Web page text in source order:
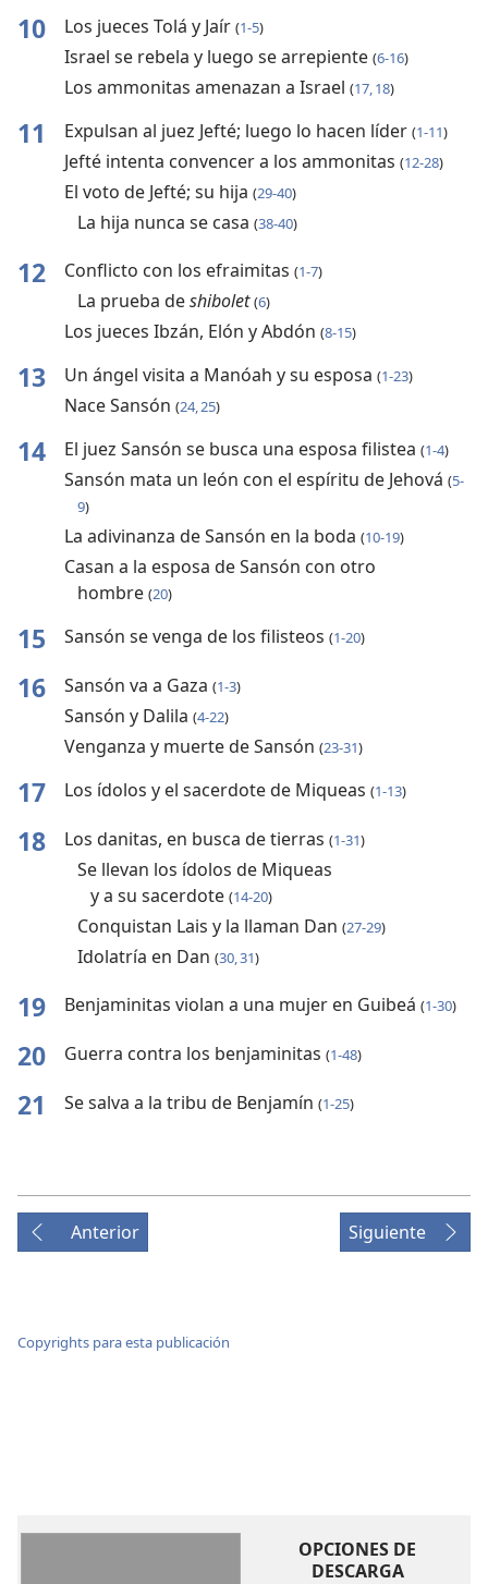
10 Los jueces Tolá y Jaír (1-5)
Israel se rebela y luego se arrepiente (6-16)
Los ammonitas amenazan a Israel (17, 18)
11 Expulsan al juez Jefté; luego lo hacen líder (1-11)
Jefté intenta convencer a los ammonitas (12-28)
El voto de Jefté; su hija (29-40)
La hija nunca se casa (38-40)
12 Conflicto con los efraimitas (1-7)
La prueba deshibolet (6)
Los jueces Ibzán, Elón y Abdón (8-15)
13 Un ángel visita a Manóah y su esposa (1-23)
Nace Sansón (24, 25)
14 El juez Sansón se busca una esposa filistea (1-4)
Sansón mata un león con el espíritu de Jehová (5-
9)
La adivinanza de Sansón en la boda (10-19)
Casan a la esposa de Sansón con otro
hombre (20)
15 Sansón se venga de los filisteos (1-20)
16 Sansón va a Gaza (1-3)
Sansón y Dalila (4-22)
Venganza y muerte de Sansón (23-31)
17 Los ídolos y el sacerdote de Miqueas (1-13)
18 Los danitas, en busca de tierras (1-31)
Se llevan los ídolos de Miqueas
y a su sacerdote (14-20)
Conquistan Lais y la llaman Dan (27-29)
Idolatría en Dan (30, 31)
19 Benjaminitas violan a una mujer en Guibeá (1-30)
20 Guerra contra los benjaminitas (1-48)
21 Se salva a la tribu de Benjamín (1-25)
Anterior Siguiente
Copyrights para esta publicación
OPCIONES DE
DESCARGA